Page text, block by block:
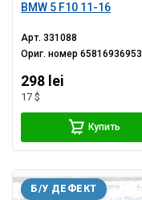
BMW 5 F10 11-16
Арт.331088
Ориг. номер65816936953
298 lei
17 $
Купить
Б/У ДЕФЕКТ